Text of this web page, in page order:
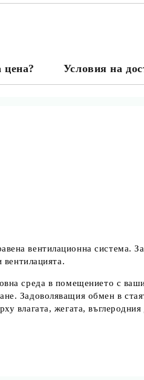
цена? Условия на
вентилационна система.
вентилацията.
среда в помещението с
Задоволяващия обмен в
влагата, жегата,